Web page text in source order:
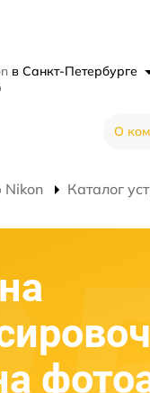
в Санкт-Петербурге
О
Nikon Каталог